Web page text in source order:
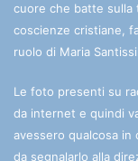
cuore che batte sulla
coscienze cristiane,
ruolo di Maria
Le foto presenti su
da internet e quindi
avessero qualcosa in
da segnalarlo alla